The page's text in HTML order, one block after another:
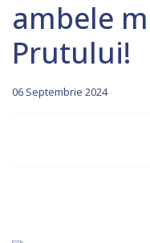
ambele
Prutului!
06 Septembrie 2024